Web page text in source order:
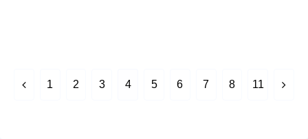
前 1 2 3 4 5 6 7 8 11 次